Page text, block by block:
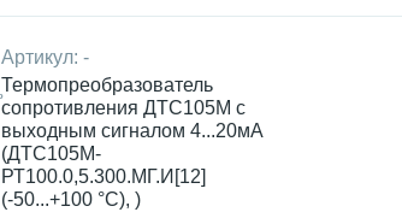
Артикул: -
Термопреобразователь
сопротивления ДТC105М с
выходным сигналом 4...20мА
(ДТС105М-
РТ100.0,5.300.МГ.И[12]
(-50...+100 °С), )